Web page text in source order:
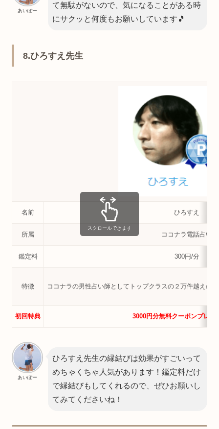
あいぽー
て無駄がないので、気になることがある時
にサクッと何度もお願いしています🎵
8.ひろすえ先生
名前 ひろすえ
所属 ココナラ電話占い
鑑定料 300円/分
特徴 ココナラの男性占い師としてトップクラスの２万件越えの
初回特典 3000円分無料クーポンプレゼ
スクロールできます
あいぽー
ひろすえ先生の縁結びは効果がすごいって
めちゃくちゃ人気があります！鑑定料だけ
で縁結びもしてくれるので、ぜひお願いし
てみてくださいね！